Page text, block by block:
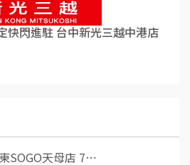
快閃進駐 台中新光三越中港店
SOGO天母店 7⋯